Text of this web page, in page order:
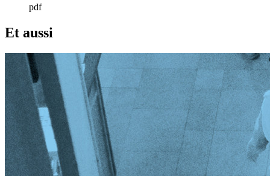
pdf
Et aussi